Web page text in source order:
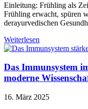
Einleitung: Frühling als
Frühling erwacht, spüren
derayurvedischen
Weiterlesen
Das Immunsystem
moderne
16. März 2025